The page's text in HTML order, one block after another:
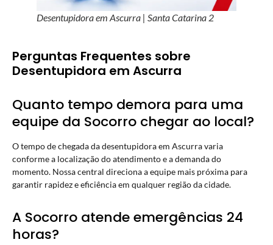
Desentupidora em Ascurra | Santa Catarina 2
Perguntas Frequentes sobre
Desentupidora em Ascurra
Quanto tempo demora para uma
equipe da Socorro chegar ao local?
O tempo de chegada da desentupidora em Ascurra varia
conforme a localização do atendimento e a demanda do
momento. Nossa central direciona a equipe mais próxima para
garantir rapidez e eficiência em qualquer região da cidade.
A Socorro atende emergências 24
horas?